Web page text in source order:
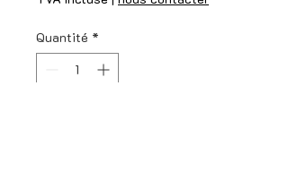
Quantité *